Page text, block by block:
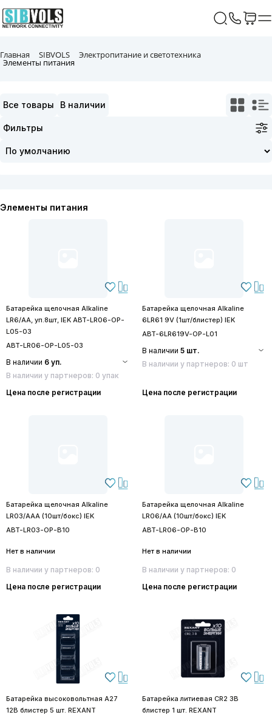
Главная SIBVOLS Электропитание и светотехника
Элементы питания
Все товары В наличии
Фильтры
Элементы питания
Батарейка щелочная Alkaline
LR6/AA, уп.8шт, IEK ABT-LR06-OP-
L05-03
ABT-LR06-OP-L05-03
В наличии 6 уп.
В наличии у партнеров: 0 упак
Цена после регистрации
Батарейка щелочная Alkaline
6LR61 9V (1шт/блистер) IEK
ABT-6LR619V-OP-L01
В наличии 5 шт.
В наличии у партнеров: 0 шт
Цена после регистрации
Батарейка щелочная Alkaline
LR03/AAA (10шт/бокс) IEK
ABT-LR03-OP-B10
Нет в наличии
В наличии у партнеров: 0
Цена после регистрации
Батарейка щелочная Alkaline
LR06/AA (10шт/бокс) IEK
ABT-LR06-OP-B10
Нет в наличии
В наличии у партнеров: 0
Цена после регистрации
Батарейка высоковольтная A27
12В блистер 5 шт. REXANT
Батарейка литиевая CR2 3В
блистер 1 шт. REXANT